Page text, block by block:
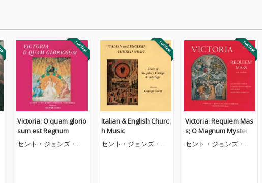
Victoria: O quam glorio
sum est Regnum
セント・ジョンズ・カ
Italian & English Churc
h Music
セント・ジョンズ・カ
Victoria: Requiem Mas
s; O Magnum Mysteriu
m; Ave Maria
セント・ジョンズ・カ